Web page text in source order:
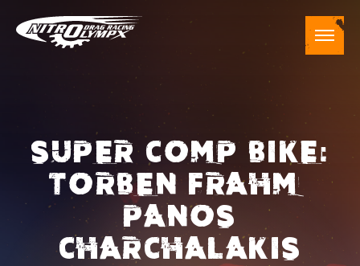
SUPER COMP BIKE:
TORBEN FRAHM –
PANOS
CHARCHALAKIS